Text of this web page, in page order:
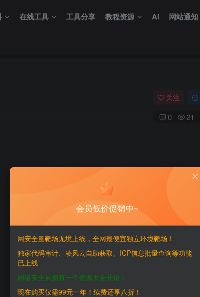
在线工具 工具分享 教程资源 AI 网站通知
关注
0 21
会员低价促销中~
网安全量靶场无境上线，全网最便宜独立环境靶场！
独家代码审计、凌风云自助获取、ICP信息批量查询等功能
已上线
网络安全从拥有一个资源大全开始！
现在购买仅需99元一年！续费还享八折！